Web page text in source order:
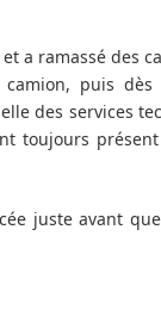
a ramassé des
puis
des services
toujours
juste avant